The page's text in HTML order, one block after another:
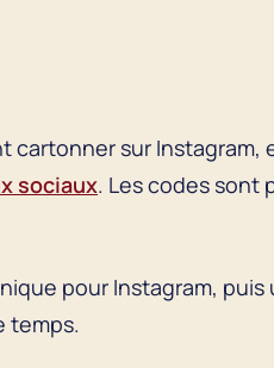
sur Instagram,
sociaux. Les codes sont
pour Instagram,
temps.